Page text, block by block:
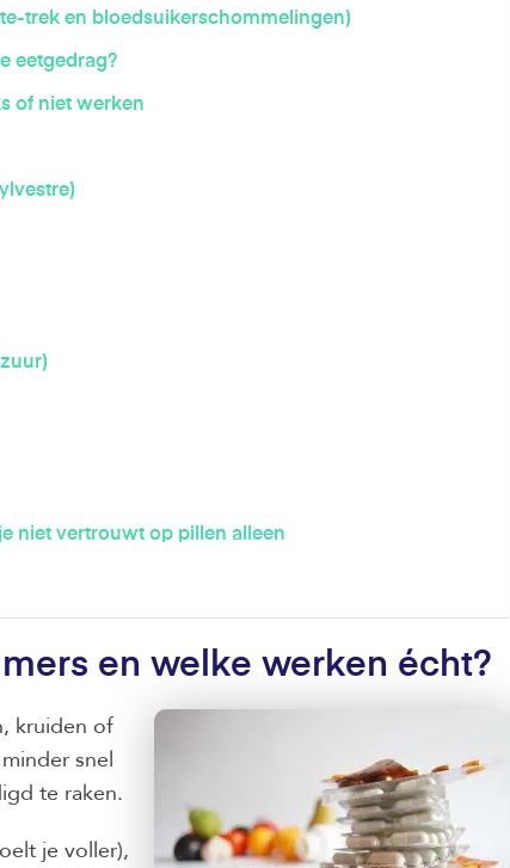
trek en bloedsuikerschommelingen)
eetgedrag?
of niet werken
niet vertrouwt op pillen alleen
en welke werken écht?
kruiden of
snel
te raken.
je voller),